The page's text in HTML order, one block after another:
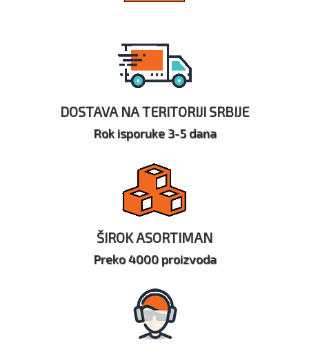
DOSTAVA NA TERITORIJI SRBIJE
Rok isporuke 3-5 dana
ŠIROK ASORTIMAN
Preko 4000 proizvoda